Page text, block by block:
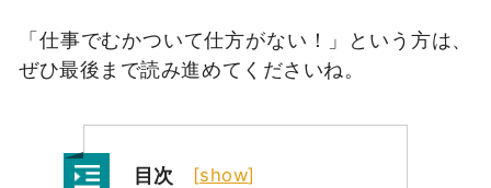
「仕事でむかついて仕方がない！」という方は、
ぜひ最後まで読み進めてくださいね。
目次 [show]